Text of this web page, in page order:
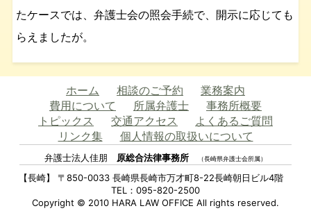
たケースでは、弁護士会の照会手続で、開示に応じても
らえましたが。
ホーム 相談のご予約
業務案内
費用について
所属弁護士
事務所概要
トピックス
交通アクセス
よくあるご質問
リンク集
個人情報の取扱いについて
弁護士法人佳朋 原総合法律事務所 （長崎県弁護士会所属）
【長崎】 〒850-0033 長崎県長崎市万才町8-22長崎朝日ビル4階
TEL：095-820-2500
Copyright © 2010 HARA LAW OFFICE All rights reserved.